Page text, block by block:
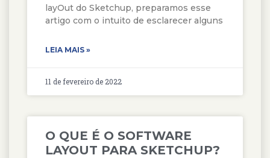
layOut do Sketchup, preparamos esse
artigo com o intuito de esclarecer alguns
LEIA MAIS »
11 de fevereiro de 2022
O QUE É O SOFTWARE
LAYOUT PARA SKETCHUP?